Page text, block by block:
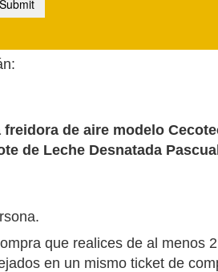
de aire modelo
de Leche Desnatada
que realices de al menos
en un mismo ticket de